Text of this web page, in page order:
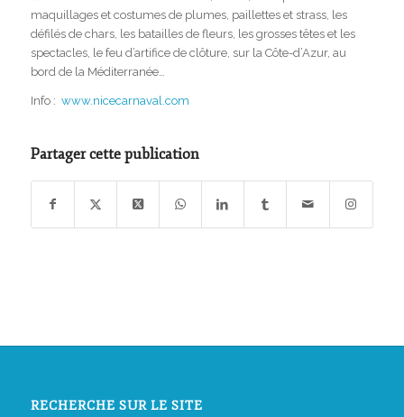
maquillages et costumes de plumes, paillettes et strass, les
défilés de chars, les batailles de fleurs, les grosses têtes et les
spectacles, le feu d’artifice de clôture, sur la Côte-d’Azur, au
bord de la Méditerranée…
Info : www.nicecarnaval.com
Partager cette publication
RECHERCHE SUR LE SITE